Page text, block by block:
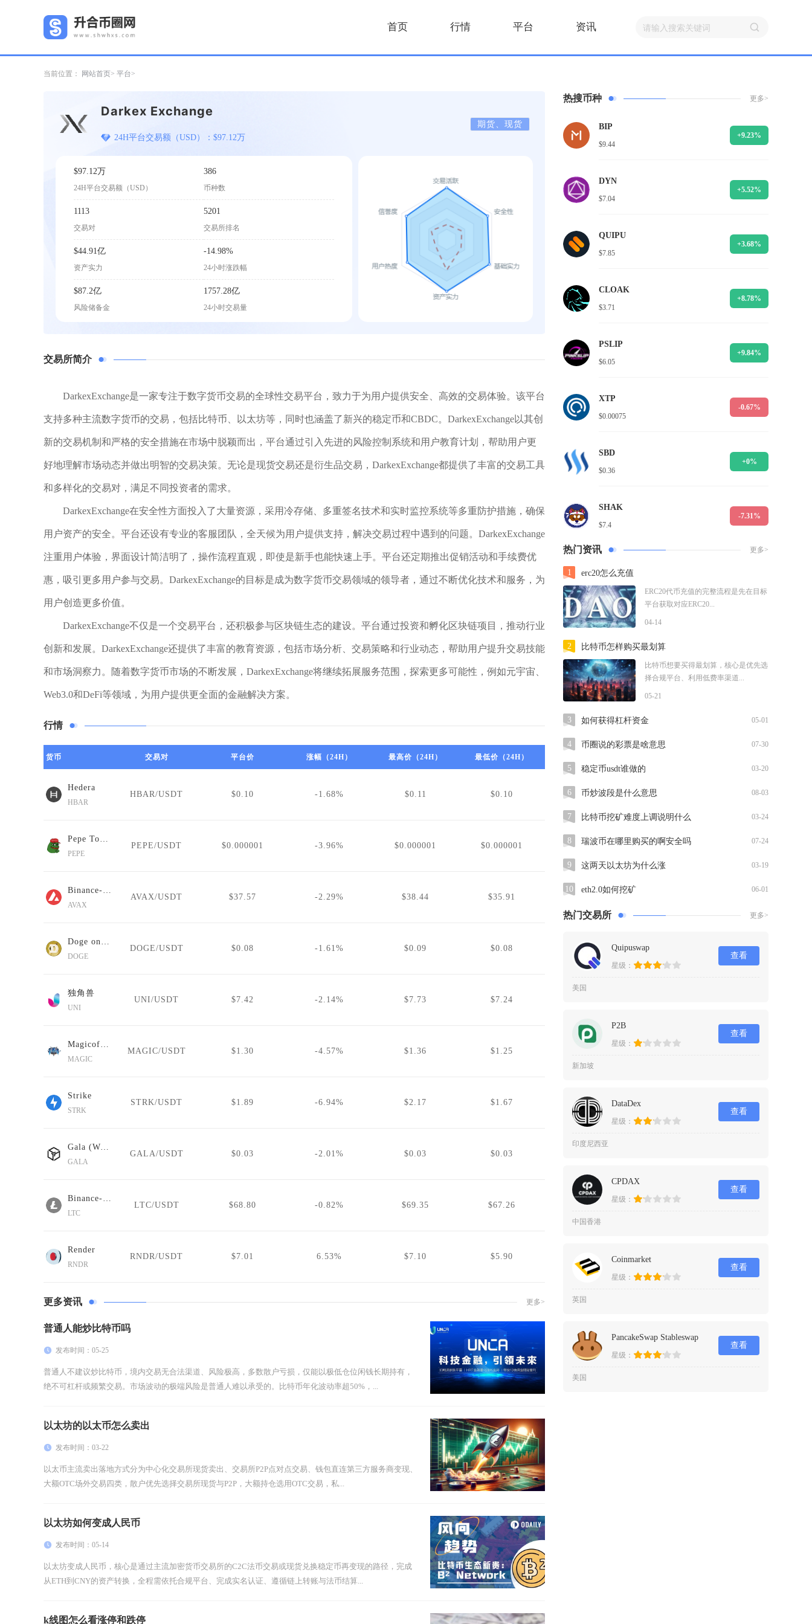
首页 行情 平台 资讯
当前位置： 网站首页 平台
Darkex Exchange
24H平台交易额（USD）：$97.12万
期货、现货
$97.12万
24H平台交易额（USD）
386
币种数
1113
交易对
5201
交易所排名
$44.91亿
资产实力
-14.98%
24小时涨跌幅
$87.2亿
风险储备金
1757.28亿
24小时交易量
交易所简介
DarkexExchange是一家专注于数字货币交易的全球性交易平台，致力于为用户提供安全、高效的交易体验。该平台
支持多种主流数字货币的交易，包括比特币、以太坊等，同时也涵盖了新兴的稳定币和CBDC。DarkexExchange以其创
新的交易机制和严格的安全措施在市场中脱颖而出，平台通过引入先进的风险控制系统和用户教育计划，帮助用户更
好地理解市场动态并做出明智的交易决策。无论是现货交易还是衍生品交易，DarkexExchange都提供了丰富的交易工具
和多样化的交易对，满足不同投资者的需求。
DarkexExchange在安全性方面投入了大量资源，采用冷存储、多重签名技术和实时监控系统等多重防护措施，确保
用户资产的安全。平台还设有专业的客服团队，全天候为用户提供支持，解决交易过程中遇到的问题。DarkexExchange
注重用户体验，界面设计简洁明了，操作流程直观，即使是新手也能快速上手。平台还定期推出促销活动和手续费优
惠，吸引更多用户参与交易。DarkexExchange的目标是成为数字货币交易领域的领导者，通过不断优化技术和服务，为
用户创造更多价值。
DarkexExchange不仅是一个交易平台，还积极参与区块链生态的建设。平台通过投资和孵化区块链项目，推动行业
创新和发展。DarkexExchange还提供了丰富的教育资源，包括市场分析、交易策略和行业动态，帮助用户提升交易技能
和市场洞察力。随着数字货币市场的不断发展，DarkexExchange将继续拓展服务范围，探索更多可能性，例如元宇宙、
Web3.0和DeFi等领域，为用户提供更全面的金融解决方案。
行情
货币 交易对 平台价 涨幅（24H） 最高价（24H） 最低价（24H）
Hedera
HBAR
HBAR/USDT $0.10 -1.68% $0.11 $0.10
Pepe Token
PEPE
PEPE/USDT $0.000001 -3.96% $0.000001 $0.000001
Binance-Peg Avalanche
AVAX
AVAX/USDT $37.57 -2.29% $38.44 $35.91
Doge on Pulsechain
DOGE
DOGE/USDT $0.08 -1.61% $0.09 $0.08
独角兽
UNI
UNI/USDT $7.42 -2.14% $7.73 $7.24
MagicofGold
MAGIC
MAGIC/USDT $1.30 -4.57% $1.36 $1.25
Strike
STRK
STRK/USDT $1.89 -6.94% $2.17 $1.67
Gala (Wormhole)
GALA
GALA/USDT $0.03 -2.01% $0.03 $0.03
Binance-Peg Litecoin
LTC
LTC/USDT $68.80 -0.82% $69.35 $67.26
Render
RNDR
RNDR/USDT $7.01 6.53% $7.10 $5.90
更多资讯 更多>
普通人能炒比特币吗
发布时间：05-25
普通人不建议炒比特币，境内交易无合法渠道、风险极高，多数散户亏损，仅能以极低仓位闲钱长期持有，
绝不可杠杆或频繁交易。市场波动的极端风险是普通人难以承受的。比特币年化波动率超50%，...
以太坊的以太币怎么卖出
发布时间：03-22
以太币主流卖出落地方式分为中心化交易所现货卖出、交易所P2P点对点交易、钱包直连第三方服务商变现、
大额OTC场外交易四类，散户优先选择交易所现货与P2P，大额持仓选用OTC交易，私...
以太坊如何变成人民币
发布时间：05-14
以太坊变成人民币，核心是通过主流加密货币交易所的C2C法币交易或现货兑换稳定币再变现的路径，完成
从ETH到CNY的资产转换，全程需依托合规平台、完成实名认证、遵循链上转账与法币结算...
k线图怎么看涨停和跌停
热搜币种 更多>
BIP
$9.44
+9.23%
DYN
$7.04
+5.52%
QUIPU
$7.85
+3.68%
CLOAK
$3.71
+8.78%
PSLIP
$6.05
+9.84%
XTP
$0.00075
-0.67%
SBD
$0.36
+0%
SHAK
$7.4
-7.31%
热门资讯 更多>
1 erc20怎么充值
ERC20代币充值的完整流程是先在目标
平台获取对应ERC20...
04-14
2 比特币怎样购买最划算
比特币想要买得最划算，核心是优先选
择合规平台、利用低费率渠道...
05-21
3 如何获得杠杆资金 05-01
4 币圈说的彩票是啥意思 07-30
5 稳定币usdt谁做的 03-20
6 币炒波段是什么意思 08-03
7 比特币挖矿难度上调说明什么 03-24
8 瑞波币在哪里购买的啊安全吗 07-24
9 这两天以太坊为什么涨 03-19
10 eth2.0如何挖矿 06-01
热门交易所 更多>
Quipuswap
星级：
查看
美国
P2B
星级：
查看
新加坡
DataDex
星级：
查看
印度尼西亚
CPDAX
星级：
查看
中国香港
Coinmarket
星级：
查看
英国
PancakeSwap Stableswap
星级：
查看
美国